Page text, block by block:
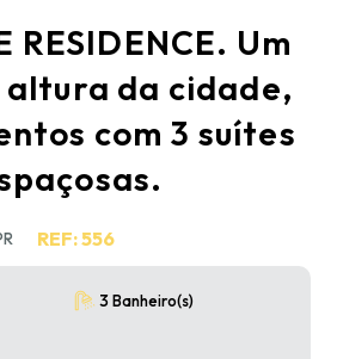
RESIDENCE. Um
da cidade,
com 3 suítes
REF: 556
3 Banheiro(s)